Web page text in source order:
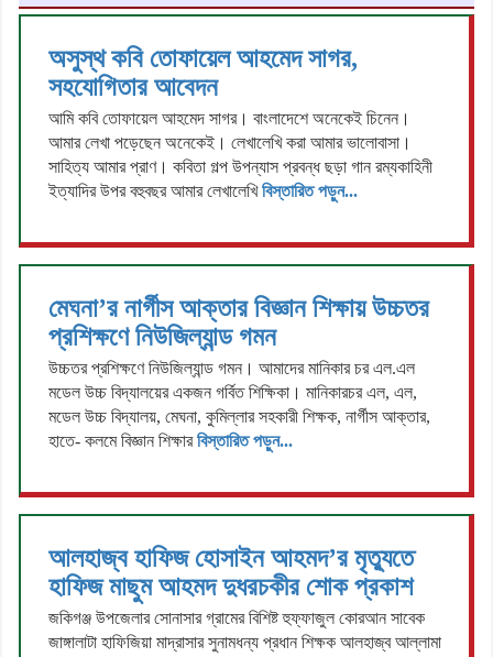
অসুস্থ কবি তোফায়েল আহমেদ সাগর,
সহযোগিতার আবেদন
আমি কবি তোফায়েল আহমেদ সাগর। বাংলাদেশে অনেকেই চিনেন।
আমার লেখা পড়েছেন অনেকেই। লেখালেখি করা আমার ভালোবাসা।
সাহিত্য আমার প্রাণ। কবিতা গল্প উপন্যাস প্রবন্ধ ছড়া গান রম্যকাহিনী
ইত্যাদির উপর বহুবছর আমার লেখালেখিবিস্তারিত পড়ুন...
মেঘনা’র নার্গীস আক্তার বিজ্ঞান শিক্ষায় উচ্চতর
প্রশিক্ষণে নিউজিল্যান্ড গমন
উচ্চতর প্রশিক্ষণে নিউজিল্যান্ড গমন। আমাদের মানিকার চর এল.এল
মডেল উচ্চ বিদ্যালয়ের একজন গর্বিত শিক্ষিকা। মানিকারচর এল, এল,
মডেল উচ্চ বিদ্যালয়, মেঘনা, কুমিল্লার সহকারী শিক্ষক, নার্গীস আক্তার,
হাতে- কলমে বিজ্ঞান শিক্ষারবিস্তারিত পড়ুন...
আলহাজ্ব হাফিজ হোসাইন আহমদ’র মৃত্যুতে
হাফিজ মাছুম আহমদ দুধরচকীর শোক প্রকাশ
জকিগঞ্জ উপজেলার সোনাসার গ্রামের বিশিষ্ট হুফ্ফাজুল কোরআন সাবেক
জাঙ্গালাটা হাফিজিয়া মাদ্রাসার সুনামধন্য প্রধান শিক্ষক আলহাজ্ব আল্লামা